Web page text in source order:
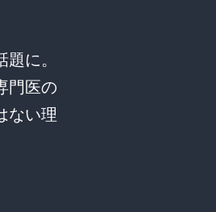
に。
門医の
ない理